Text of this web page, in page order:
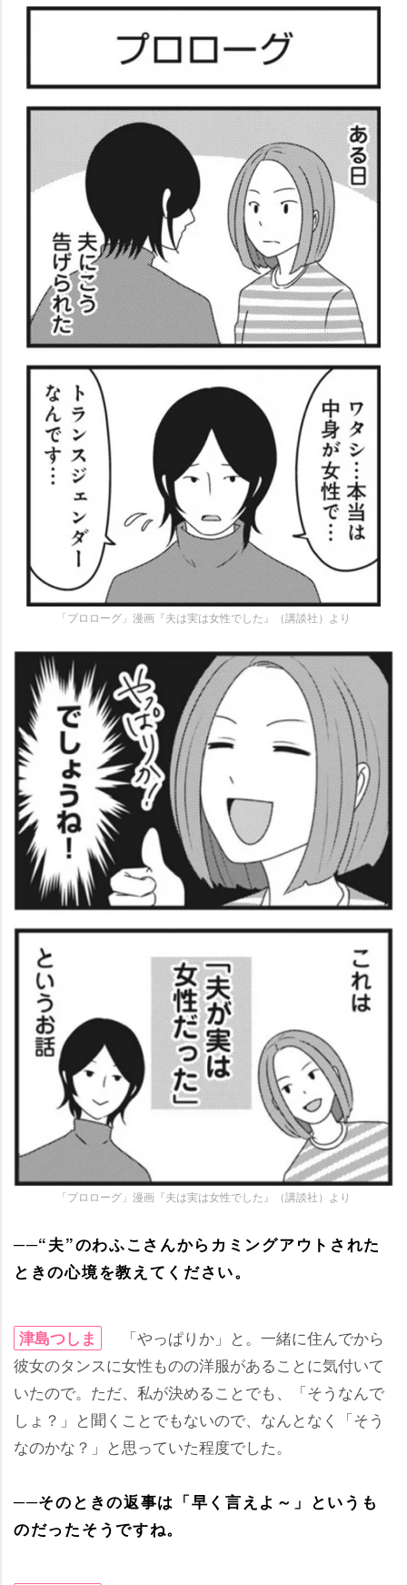
「プロローグ」漫画『夫は実は女性でした』（講談社）より
「プロローグ」漫画『夫は実は女性でした』（講談社）より
──“夫”のわふこさんからカミングアウトされた
ときの心境を教えてください。
津島つしま
「やっぱりか」と。一緒に住んでから
彼女のタンスに女性ものの洋服があることに気付いて
いたので。ただ、私が決めることでも、「そうなんで
しょ？」と聞くことでもないので、なんとなく「そう
なのかな？」と思っていた程度でした。
──そのときの返事は「早く言えよ～」というも
のだったそうですね。